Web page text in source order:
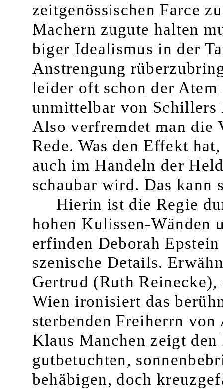
zeitgenössischen Farce
Machern zugute hal­ten
biger Idealismus in der
Anstrengung
leider oft schon der Atem
unmittelbar von Schillers
Also verfremdet man die
Rede. Was den Effekt
auch im Handeln der
schaubar wird. Das kann
Hierin ist die Regie
hohen Kulissen-Wänden
er­finden Deborah
szenische Details.
Gertrud (Ruth
Wien ironisiert das
sterbenden Freiherrn
Klaus Manchen zeigt
gutbetuchten,
behäbigen, doch